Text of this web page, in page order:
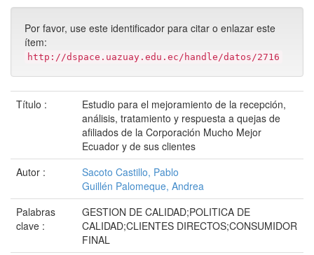
Por favor, use este identificador para citar o enlazar este
ítem:
http://dspace.uazuay.edu.ec/handle/datos/2716
Título :
Estudio para el mejoramiento de la recepción,
análisis, tratamiento y respuesta a quejas de
afiliados de la Corporación Mucho Mejor
Ecuador y de sus clientes
Autor :
Sacoto Castillo, Pablo
Guillén Palomeque, Andrea
Palabras
clave :
GESTION DE CALIDAD;POLITICA DE
CALIDAD;CLIENTES DIRECTOS;CONSUMIDOR
FINAL